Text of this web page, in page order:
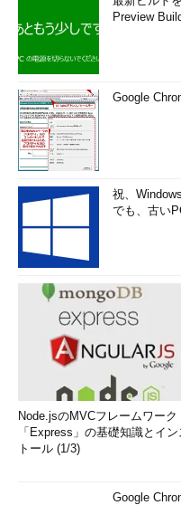
Preview
Google
祝、
でも、古い
Node.jsのMVCフレームワーク
「Express」の基礎知識とイン
トール (1/3)
Google